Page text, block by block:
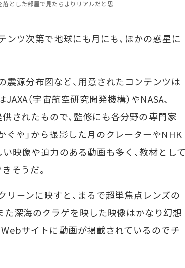
落とした部屋で見たらよりリアルだと思
ンツ次第で地球にも月にも、ほかの惑星に
源分布図など、用意されたコンテンツは
（宇宙航空研究開発機構）やNASA、
されたもので、監修にも各分野の専門家
ぐや」から撮影した月のクレーターやNHK
映像や迫力のある動画も多く、教材として
そうだ。
ーンに映すと、まるで超単焦点レンズの
深海のクラゲを映した映像はかなり幻想
サイトに動画が掲載されているのでチ